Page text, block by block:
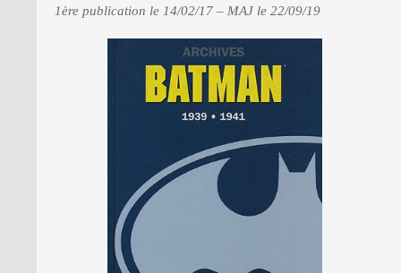
1ère publication le 14/02/17 – MAJ le 22/09/19